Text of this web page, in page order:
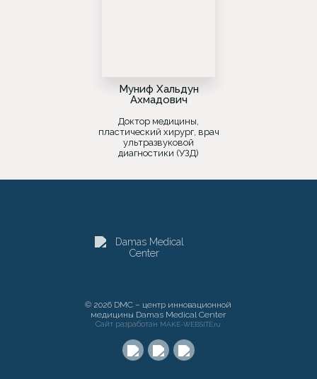
Муниф Хальдун
Ахмадович
Доктор медицины,
пластический хирург, врач
ультразвуковой
диагностики (УЗД)
© 2026 DMC – центр инновационной
медицины Damas Medical Center
Сайт разработан MAKE-WEBSITE.ru